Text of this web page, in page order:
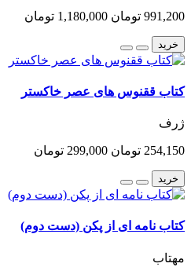
991,200 تومان 1,180,000 تومان
خرید
کتاب ققنوس های عصر خاکستر
ژرف
254,150 تومان 299,000 تومان
خرید
کتاب نامه ای از پکن (دست دوم)
مهتاب